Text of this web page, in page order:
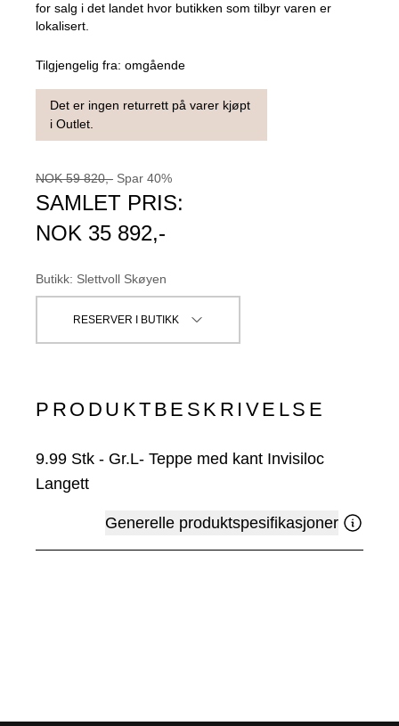
for salg i det landet hvor butikken som tilbyr varen er
lokalisert.
Tilgjengelig fra: omgående
Det er ingen returrett på varer kjøpt
i Outlet.
NOK 59 820,- Spar 40%
SAMLET PRIS:
NOK 35 892,-
Butikk: Slettvoll Skøyen
RESERVER I BUTIKK
PRODUKTBESKRIVELSE
9.99 Stk - Gr.L- Teppe med kant Invisiloc
Langett
Generelle produktspesifikasjoner